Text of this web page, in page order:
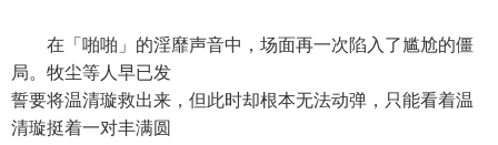
在「啪啪」的淫靡声音中，场面再一次陷入了尴尬的僵
局。牧尘等人早已发
誓要将温清璇救出来，但此时却根本无法动弹，只能看着温
清璇挺着一对丰满圆